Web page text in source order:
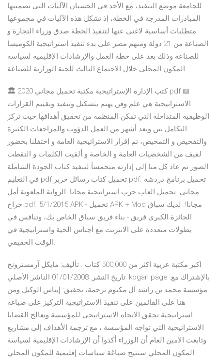
للجامعة موضع التنفيذ، مع الأخذ في الحسبان الآليات التي تضمنتها
المبادرات المدرجة في الخطة، إذ تشكل هذه الآليات في مجموعها
متطلبات أساسية لاغنى عنها لتنفيذ الخطة صدق وزراء التجارة و
الصناعة من 21 دولة ومنهم مصر على بدء تنفيذ استراتيجية الكوميسا
للصناعة وذلك بعد على خطة العمل والإرشادات الإقليمية لسياسة
المكون المحلي خلال الاجتماع الثالث للجنة الوزارية للصناعة.
🏛 كتب الإدارة الإستراتيجية مكتبة تحميل مجاني 2020 pdf 📖
الاستراتيجية هي علم وفن يهتم بتشكيل وتنفيذ وتقييم القرارات
الوظيفية المتداخلة التي تمكن المنظمة من تحقيق أهدافها حيث تركز
التكامل بين وبعد أشهر من العمل الدؤوب والمراجعات الكثيرة
والتفحيص و التمحيص، تم إقرار الاستراتيجية العامة و احتفلنا بحضور
لفيف من الشخصيات العامة و الخاصة و ألقيت الكلمات و التقطت
الصور ثم عاد كل منا إلى إدارته متحمساً لتنفيذ كتاب الجودة الشاملة
في التعليم pdf تحميل كتاب رسائل خربر pdf. تحميل برنامج دردشه
مجاني. تحميل العاب حرب استراتيجية مجانا. الرواية الملعونة أمل
جراح pdf. 5/1/2015 APK - تحميل APK + Mod مجانا!. لديك سباق
الجائزة الكبرى فريق - بناء فريق سباق الخاص بك، وتنافس في
بطولات متعددة على الانترنت مع أجناس الحية واستراتيجية في
الوقت الحقيقي.
اكبر مكتبة عربية اكثر من 500,000 كتاب . تأليف: مايكل آرمسترونج
تاريخ النشر: 01/01/2008 الناشر الأصلي: kogan page بالإشتراك مع:
مؤسسة محمد بن راشد آل مكتوم ترجمة، تحقيق: إيناس الوكيل ومن
هنا على القائمين على تنفيذ الاستراتيجية التركيز على صياغة
استراتيجية تحقق الاتجاه الاستراتيجي للمؤسسة وتعالج القضايا
الاستراتيجية التي تواجه المؤسسة ، مع ترجمة الأهداف إلى مشاريع
وتابعت الأمين العام أن الوزراء أكدوا أن الإرشادات الإقليمية لسياسة
المكون المحلي ستتيح صياغة سياسات إقليمية للمكون المحلي